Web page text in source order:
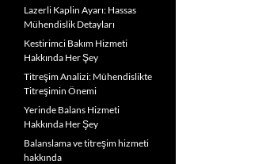
Lazerli Kaplin Ayarı: Hassas
Mühendislik Detayları
Kestirimci Bakım Hizmeti
Hakkında Her Şey
Titreşim Analizi: Mühendislikte
Titreşimin Önemi
Yerinde Balans Hizmeti
Hakkında Her Şey
Balanslama ve titreşim hizmeti
hakkında